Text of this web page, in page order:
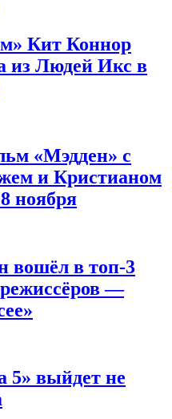
Кит Коннор
из Людей Икс в
«Мэдден» с
и Кристианом
ноября
вошёл в топ-3
—
выйдет не